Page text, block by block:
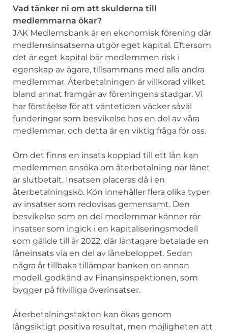
Vad tänker ni om att skulderna till
medlemmarna ökar?
JAK Medlemsbank är en ekonomisk förening där
medlemsinsatserna utgör eget kapital. Eftersom
det är eget kapital bär medlemmen risk i
egenskap av ägare, tillsammans med alla andra
medlemmar. Återbetalningen är villkorad vilket
bland annat framgår av föreningens stadgar. Vi
har förståelse för att väntetiden väcker såväl
funderingar som besvikelse hos en del av våra
medlemmar, och detta är en viktig fråga för oss.
Om det finns en insats kopplad till ett lån kan
medlemmen ansöka om återbetalning när lånet
är slutbetalt. Insatsen placeras då i en
återbetalningskö. Kön innehåller flera olika typer
av insatser som redovisas gemensamt. Den
besvikelse som en del medlemmar känner rör
insatser som ingick i en kapitaliseringsmodell
som gällde till år 2022, där låntagare betalade en
låneinsats via en del av lånebeloppet. Sedan
några år tillbaka tillämpar banken en annan
modell, godkänd av Finansinspektionen, som
bygger på frivilliga överinsatser.
Återbetalningstakten kan ökas genom
långsiktigt positiva resultat, men möjligheten att